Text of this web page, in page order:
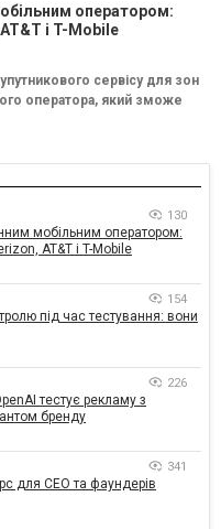
оператором:
і T-Mobile
сервісу для зон
оператора, який зможе
130
мобільним оператором:
AT&T і T-Mobile
154
під час тестування: вони
226
тестує рекламу з
бренду
341
для CEO та фаундерів